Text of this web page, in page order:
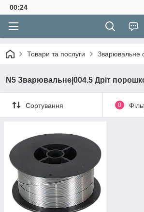
00:24
Товари та послуги Зварювальне
N5 Зварювальне|004.5 Дріт
Сортування 0